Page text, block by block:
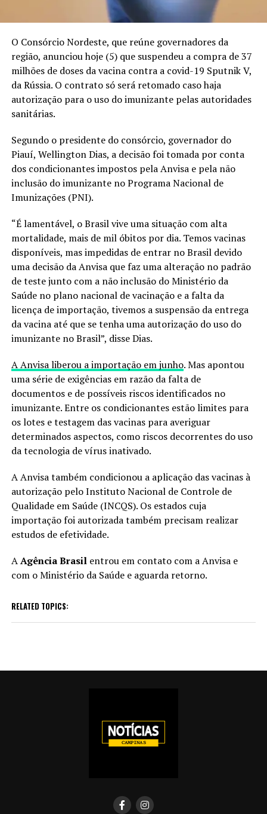
O Consórcio Nordeste, que reúne governadores da
região, anunciou hoje (5) que suspendeu a compra de 37
milhões de doses da vacina contra a covid-19 Sputnik V,
da Rússia. O contrato só será retomado caso haja
autorização para o uso do imunizante pelas autoridades
sanitárias.
Segundo o presidente do consórcio, governador do
Piauí, Wellington Dias, a decisão foi tomada por conta
dos condicionantes impostos pela Anvisa e pela não
inclusão do imunizante no Programa Nacional de
Imunizações (PNI).
“É lamentável, o Brasil vive uma situação com alta
mortalidade, mais de mil óbitos por dia. Temos vacinas
disponíveis, mas impedidas de entrar no Brasil devido
uma decisão da Anvisa que faz uma alteração no padrão
de teste junto com a não inclusão do Ministério da
Saúde no plano nacional de vacinação e a falta da
licença de importação, tivemos a suspensão da entrega
da vacina até que se tenha uma autorização do uso do
imunizante no Brasil”, disse Dias.
A Anvisa liberou a importação em junho. Mas apontou
uma série de exigências em razão da falta de
documentos e de possíveis riscos identificados no
imunizante. Entre os condicionantes estão limites para
os lotes e testagem das vacinas para averiguar
determinados aspectos, como riscos decorrentes do uso
da tecnologia de vírus inativado.
A Anvisa também condicionou a aplicação das vacinas à
autorização pelo Instituto Nacional de Controle de
Qualidade em Saúde (INCQS). Os estados cuja
importação foi autorizada também precisam realizar
estudos de efetividade.
AAgência Brasilentrou em contato com a Anvisa e
com o Ministério da Saúde e aguarda retorno.
RELATED TOPICS: